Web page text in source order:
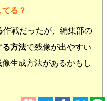
る？
作戦だったが、編集部の
る方法で残像が出やすい
生成方法があるかもし